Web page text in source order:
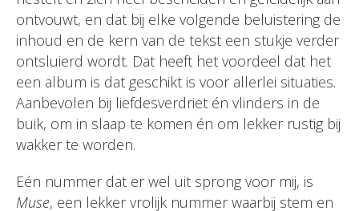
ontvouwt, en dat bij elke volgende beluistering de
inhoud en de kern van de tekst een stukje verder
ontsluierd wordt. Dat heeft het voordeel dat het
een album is dat geschikt is voor allerlei situaties.
Aanbevolen bij liefdesverdriet én vlinders in de
buik, om in slaap te komen én om lekker rustig bij
wakker te worden.
Eén nummer dat er wel uit sprong voor mij, is
Muse, een lekker vrolijk nummer waarbij stem en